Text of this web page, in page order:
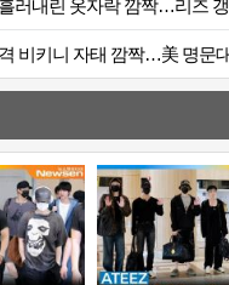
러내린 옷자락 깜짝…리즈
비키니 자태 깜짝…美 명문